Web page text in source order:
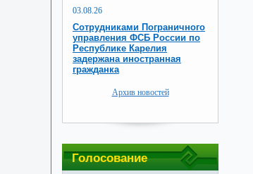
03.08.26
Сотрудниками Пограничного
управления ФСБ России по
Республике Карелия
задержана иностранная
гражданка
Архив новостей
Голосование